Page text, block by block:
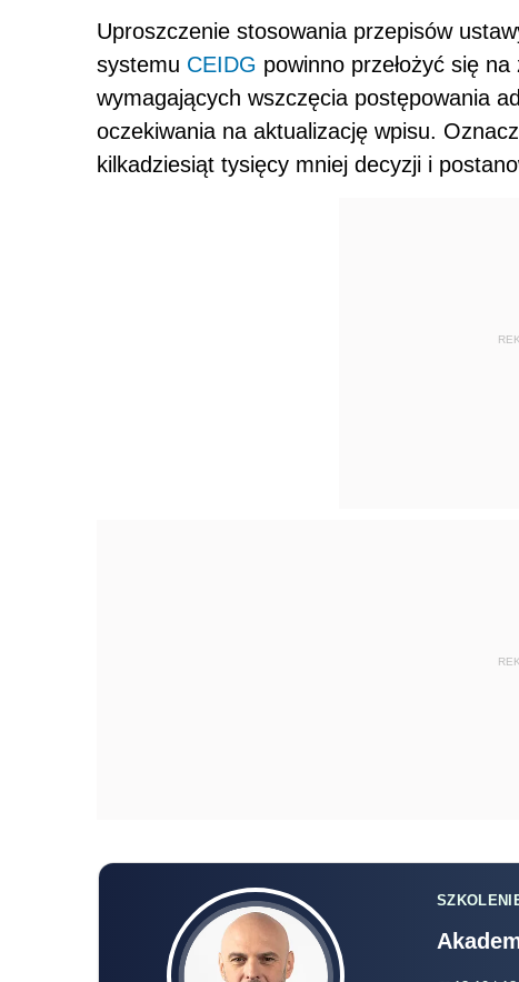
Uproszczenie stosowania przepisów
systemu CEIDG powinno przełożyć się
wymagających wszczęcia postępowania
oczekiwania na aktualizację wpisu.
kilkadziesiąt tysięcy mniej decyzji i